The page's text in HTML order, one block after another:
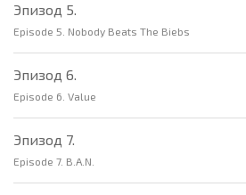
Эпизод 5.
Episode 5. Nobody Beats The Biebs
Эпизод 6.
Episode 6. Value
Эпизод 7.
Episode 7. B.A.N.